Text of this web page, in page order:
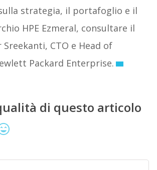
strategia, il portafoglio e il
HPE Ezmeral, consultare il
CTO e Head of
Packard Enterprise.
di questo articolo